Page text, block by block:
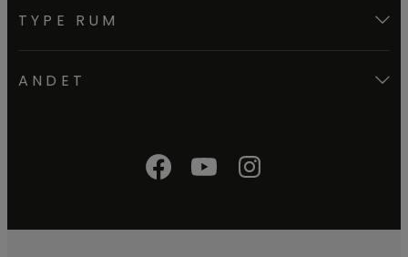
TYPE RUM
ANDET